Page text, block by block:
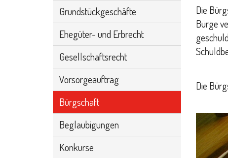
Grundstückgeschäfte
Ehegüter- und Erbrecht
Gesellschaftsrecht
Vorsorgeauftrag
Bürgschaft
Beglaubigungen
Konkurse
Die
Bürge
Die